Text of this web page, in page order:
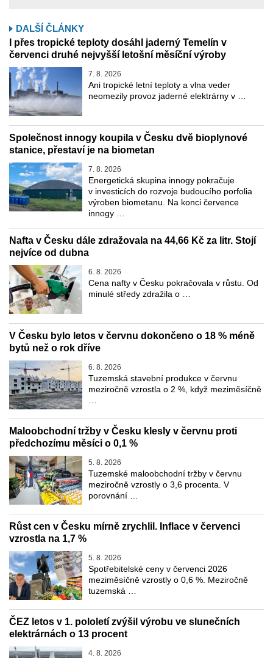
DALŠÍ ČLÁNKY
I přes tropické teploty dosáhl jaderný Temelín v
červenci druhé nejvyšší letošní měsíční výroby
7. 8. 2026
Ani tropické letní teploty a vlna veder
neomezily provoz jaderné elektrárny v …
Společnost innogy koupila v Česku dvě bioplynové
stanice, přestaví je na biometan
7. 8. 2026
Energetická skupina innogy pokračuje
v investicích do rozvoje budoucího porfolia
výroben biometanu. Na konci července
innogy …
Nafta v Česku dále zdražovala na 44,66 Kč za litr. Stojí
nejvíce od dubna
6. 8. 2026
Cena nafty v Česku pokračovala v růstu. Od
minulé středy zdražila o …
V Česku bylo letos v červnu dokončeno o 18 % méně
bytů než o rok dříve
6. 8. 2026
Tuzemská stavební produkce v červnu
meziročně vzrostla o 2 %, když meziměsíčně
Maloobchodní tržby v Česku klesly v červnu proti
předchozímu měsíci o 0,1 %
5. 8. 2026
Tuzemské maloobchodní tržby v červnu
meziročně vzrostly o 3,6 procenta. V
porovnání …
Růst cen v Česku mírně zrychlil. Inflace v červenci
vzrostla na 1,7 %
5. 8. 2026
Spotřebitelské ceny v červenci 2026
meziměsíčně vzrostly o 0,6 %. Meziročně
tuzemská …
ČEZ letos v 1. pololetí zvýšil výrobu ve slunečních
elektrárnách o 13 procent
4. 8. 2026